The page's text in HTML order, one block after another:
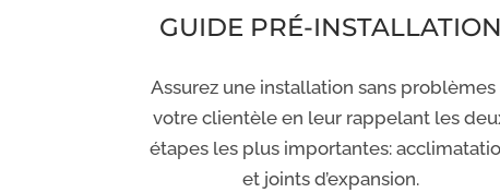
GUIDE PRÉ-INSTALLATION
Assurez une installation sans problèmes
votre clientèle en leur rappelant les
étapes les plus importantes:
et joints d’expansion.